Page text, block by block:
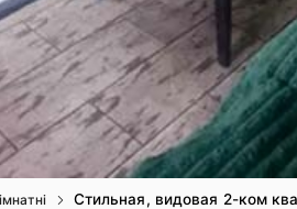
Стильная, видовая 2-ком